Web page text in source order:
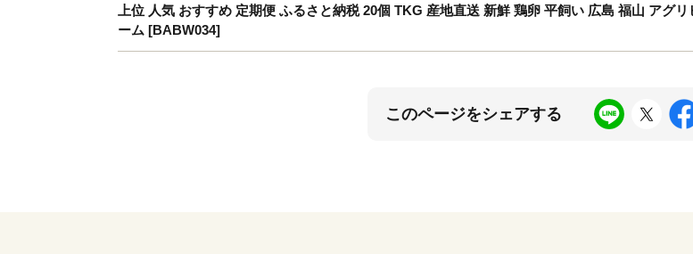
上位 人気 おすすめ 定期便 ふるさと納税 20個 TKG 産地直送 新鮮 鶏卵 平飼い 広島 福山 アグ
ーム [BABW034]
このページをシェアする